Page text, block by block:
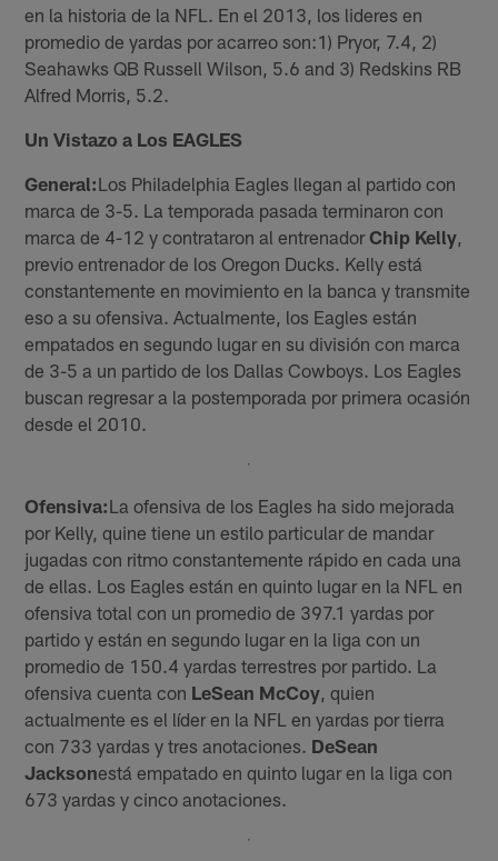
en la historia de la NFL. En el 2013, los lideres en
promedio de yardas por acarreo son:1) Pryor, 7.4, 2)
Seahawks QB Russell Wilson, 5.6 and 3) Redskins RB
Alfred Morris, 5.2.
Un Vistazo a Los EAGLES
General:Los Philadelphia Eagles llegan al partido con
marca de 3-5. La temporada pasada terminaron con
marca de 4-12 y contrataron al entrenadorChip Kelly
previo entrenador de los Oregon Ducks. Kelly está
constantemente en movimiento en la banca y transmite
eso a su ofensiva. Actualmente, los Eagles están
empatados en segundo lugar en su división con marca
de 3-5 a un partido de los Dallas Cowboys. Los Eagles
buscan regresar a la postemporada por primera ocasión
desde el 2010.
Ofensiva:La ofensiva de los Eagles ha sido mejorada
por Kelly, quine tiene un estilo particular de mandar
jugadas con ritmo constantemente rápido en cada una
de ellas. Los Eagles están en quinto lugar en la NFL en
ofensiva total con un promedio de 397.1 yardas por
partido y están en segundo lugar en la liga con un
promedio de 150.4 yardas terrestres por partido. La
ofensiva cuenta con LeSean McCoy , quien
actualmente es el líder en la NFL en yardas por tierra
con 733 yardas y tres anotaciones. DeSean
Jacksonestá empatado en quinto lugar en la liga con
673 yardas y cinco anotaciones.